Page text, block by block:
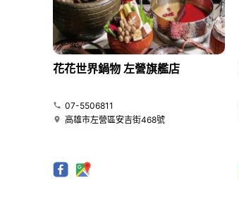
花花世界鍋物 左營旗艦店
07-5506811
高雄市左營區安吉街468號